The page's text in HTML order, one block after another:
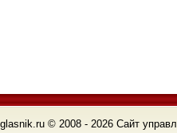
© 2008 - 2026 Сайт